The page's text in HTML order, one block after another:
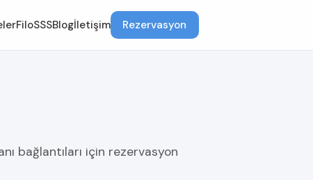
FiloSSSBlogİletişim Rezervasyon
bağlantıları için rezervasyon